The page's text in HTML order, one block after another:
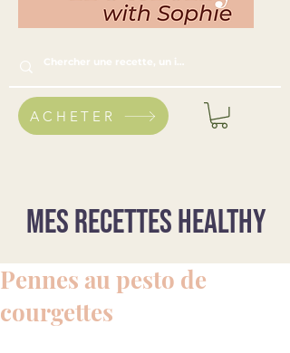
ACHETER
Mes recettes healthy
Pennes au pesto de
courgettes